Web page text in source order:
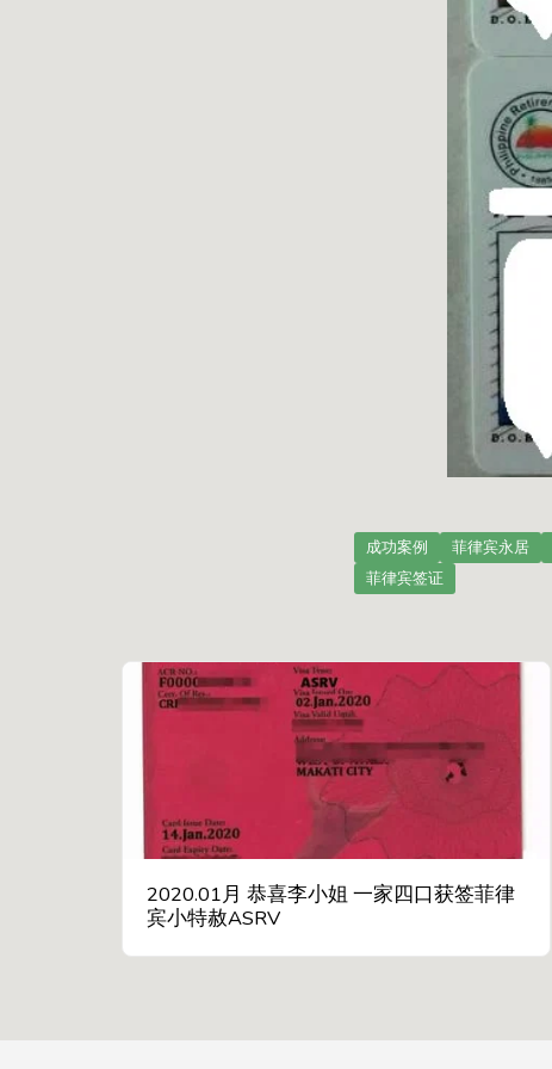
成功案例 菲律宾永居
菲律宾签证
2020.01月 恭喜李小姐 一家四口获签菲律
宾小特赦ASRV